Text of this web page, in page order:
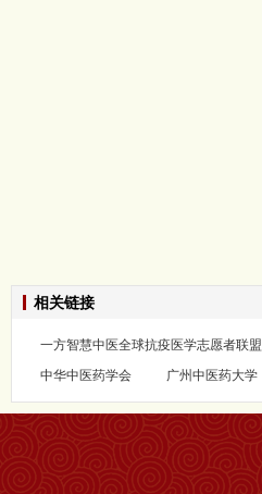
相关链接
一方智慧中医全球抗疫医学志愿者联盟
中华中医药学会
广州中医药大学